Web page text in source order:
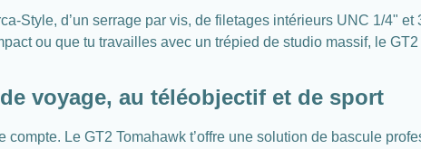
Style, d’un serrage par vis, de filetages intérieurs UNC 1/4"
ou que tu travailles avec un trépied de studio massif, le
voyage, au téléobjectif et de sport
compte. Le GT2 Tomahawk t’offre une solution de bascule